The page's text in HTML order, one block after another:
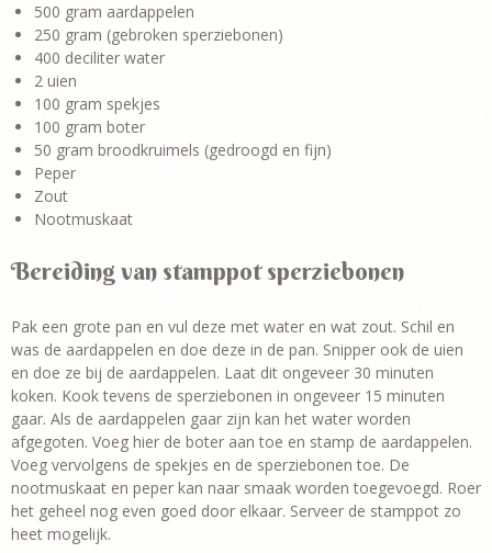
500 gram aardappelen
250 gram (gebroken sperziebonen)
400 deciliter water
2 uien
100 gram spekjes
100 gram boter
50 gram broodkruimels (gedroogd en fijn)
Peper
Zout
Nootmuskaat
Bereiding van stamppot sperziebonen
Pak een grote pan en vul deze met water en wat zout. Schil en
was de aardappelen en doe deze in de pan. Snipper ook de uien
en doe ze bij de aardappelen. Laat dit ongeveer 30 minuten
koken. Kook tevens de sperziebonen in ongeveer 15 minuten
gaar. Als de aardappelen gaar zijn kan het water worden
afgegoten. Voeg hier de boter aan toe en stamp de aardappelen.
Voeg vervolgens de spekjes en de sperziebonen toe. De
nootmuskaat en peper kan naar smaak worden toegevoegd. Roer
het geheel nog even goed door elkaar. Serveer de stamppot zo
heet mogelijk.